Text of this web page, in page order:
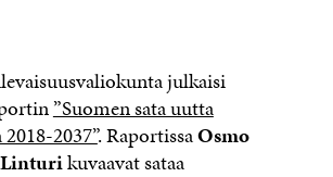
julkaisi
”Suomen sata uutta
2037”. RaportissaOsmo
kuvaavat sataa